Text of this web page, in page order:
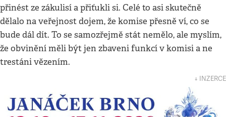
přinést ze zákulisí a přiťukli si. Celé to asi skutečně
dělalo na veřejnost dojem, že komise přesně ví, co se
bude dál dít. To se samozřejmě stát nemělo, ale myslím,
že obvinění měli být jen zbaveni funkcí v komisi a ne
trestáni vězením.
↓ INZERCE